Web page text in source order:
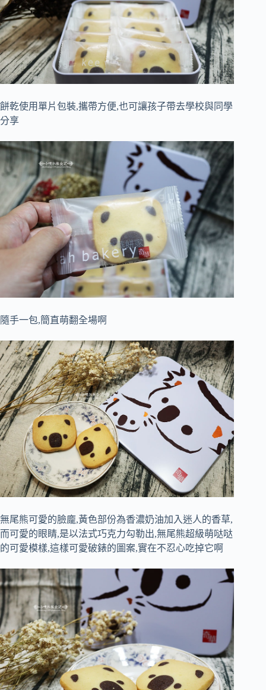
餅乾使用單片包裝,攜帶方便,也可讓孩子帶去學校與同學
分享
隨手一包,簡直萌翻全場啊
無尾熊可愛的臉龐,黃色部份為香濃奶油加入迷人的香草,
而可愛的眼睛,是以法式巧克力勾勒出,無尾熊超級萌哒哒
的可愛模樣,這樣可愛破錶的圖案,實在不忍心吃掉它啊